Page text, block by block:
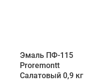
Эмаль ПФ-115
Proremontt
Салатовый 0,9 кг